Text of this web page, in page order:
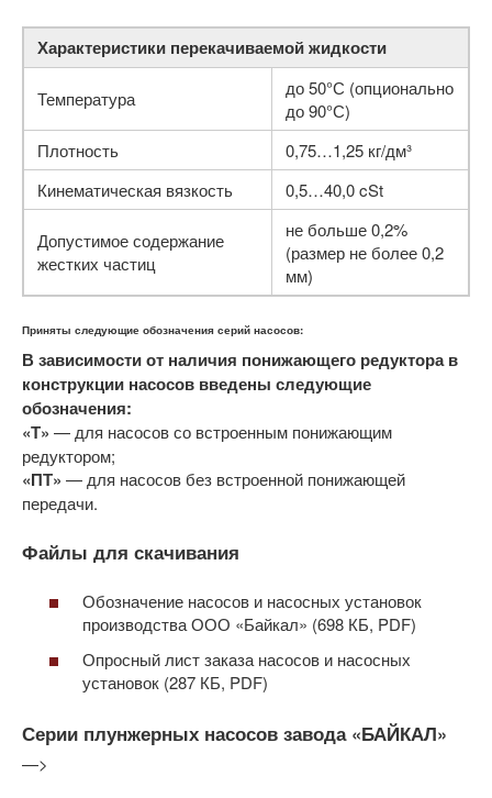
Характеристики перекачиваемой жидкости
Температура
до 50°С (опционально
до 90°С)
Плотность
0,75…1,25 кг/дм³
Кинематическая вязкость
0,5…40,0 cSt
Допустимое содержание
жестких частиц
не больше 0,2%
(размер не более 0,2
мм)
Приняты следующие обозначения серий насосов:
В зависимости от наличия понижающего редуктора в
конструкции насосов введены следующие
обозначения:
«Т» — для насосов со встроенным понижающим
редуктором;
«ПТ» — для насосов без встроенной понижающей
передачи.
Файлы для скачивания
Обозначение насосов и насосных установок
производства ООО «Байкал» (698 КБ, PDF)
Опросный лист заказа насосов и насосных
установок (287 КБ, PDF)
Серии плунжерных насосов завода «БАЙКАЛ»
—>